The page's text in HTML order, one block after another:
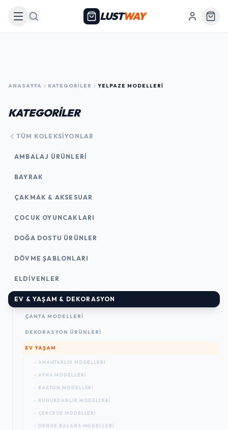
Arama LUSTWAY
ANASAYFA KATEGORILER YELPAZE MODELLERI
KATEGORİLER
TÜM KOLEKSIYONLAR
AMBALAJ ÜRÜNLERI
BAYRAK
ÇAKMAK & AKSESUAR
ÇOCUK OYUNCAKLARI
DOĞA DOSTU ÜRÜNLER
DÖVME ŞABLONLARI
ELDIVENLER
EV & YAŞAM & DEKORASYON
ÇANTA MODELLERI
DEKORASYON ÜRÜNLERI
EV YAŞAM
- ANAHTARLIK MODELLERI
- AYNA MODELLERI
- BASTON MODELLERI
- BUHURDANLIK MODELLERI
- ÇERCEVE MODELLERI
- DENGE BALANS MODELLERI